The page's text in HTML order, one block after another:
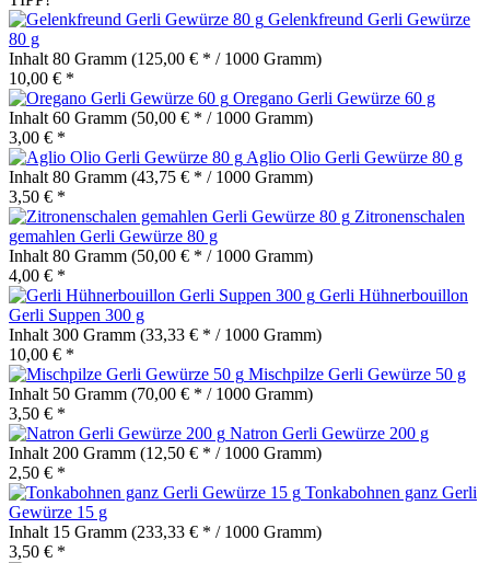
Gelenkfreund Gerli Gewürze
80 g
Inhalt 80 Gramm (125,00 € * / 1000 Gramm)
10,00 € *
Oregano Gerli Gewürze 60 g
Inhalt 60 Gramm (50,00 € * / 1000 Gramm)
3,00 € *
Aglio Olio Gerli Gewürze 80 g
Inhalt 80 Gramm (43,75 € * / 1000 Gramm)
3,50 € *
Zitronenschalen
gemahlen Gerli Gewürze 80 g
Inhalt 80 Gramm (50,00 € * / 1000 Gramm)
4,00 € *
Gerli Hühnerbouillon
Gerli Suppen 300 g
Inhalt 300 Gramm (33,33 € * / 1000 Gramm)
10,00 € *
Mischpilze Gerli Gewürze 50 g
Inhalt 50 Gramm (70,00 € * / 1000 Gramm)
3,50 € *
Natron Gerli Gewürze 200 g
Inhalt 200 Gramm (12,50 € * / 1000 Gramm)
2,50 € *
Tonkabohnen ganz Gerli
Gewürze 15 g
Inhalt 15 Gramm (233,33 € * / 1000 Gramm)
3,50 € *